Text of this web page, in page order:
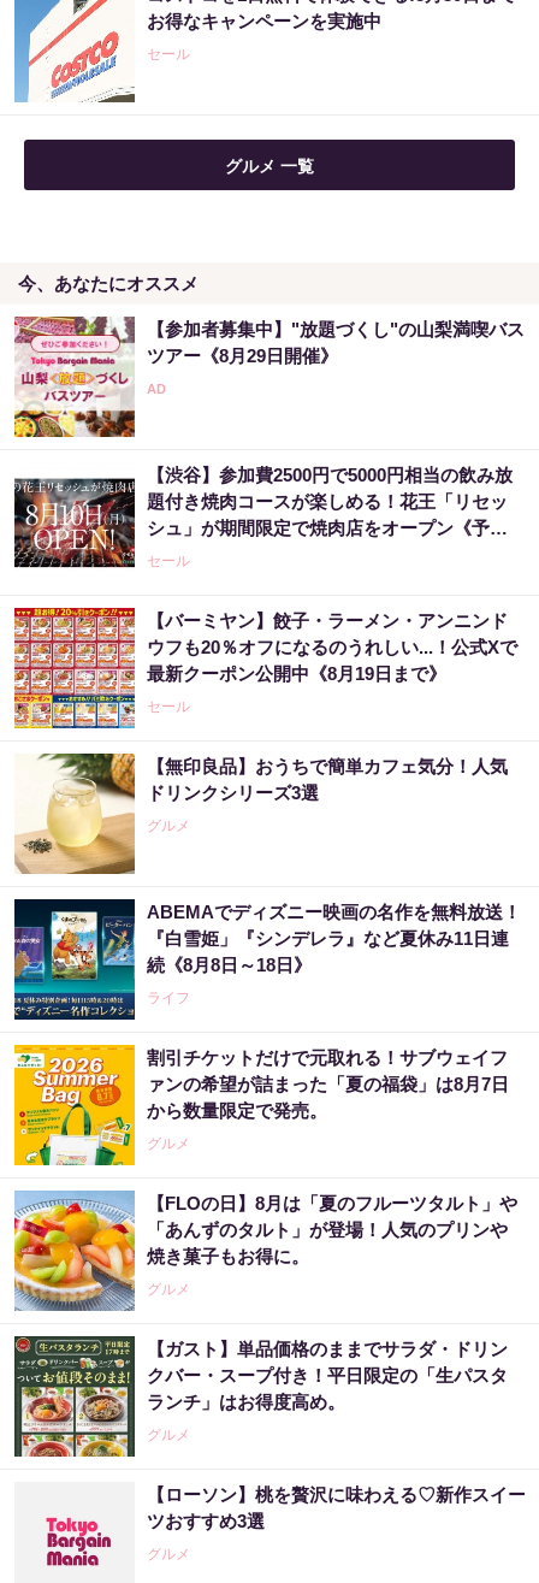
まか
PR（合同会社デジタルファーム ）
「2027年の宝くじ当選者は〇〇です」占い師
“宝くじは運じゃなかった”当たる人の“共通
点”を知っただけ
PR（合同会社デジタルファーム ）
うべき】6つの数字が「完全一致」する方...
PR（株式会社MURA）
お得なキャンペーンを実施中
セール
グルメ 一覧
今、あなたにオススメ
【参加者募集中】"放題づくし"の山梨満喫バス
ツアー《8月29日開催》
【渋谷】参加費2500円で5000円相当の飲み放
題付き焼肉コースが楽しめる！花王「リセッ
シュ」が期間限定で焼肉店をオープン《予約
受付中》
セール
【バーミヤン】餃子・ラーメン・アンニンド
ウフも20％オフになるのうれしい...！公式Xで
最新クーポン公開中《8月19日まで》
セール
【無印良品】おうちで簡単カフェ気分！人気
ドリンクシリーズ3選
グルメ
ABEMAでディズニー映画の名作を無料放送！
『白雪姫」『シンデレラ』など夏休み11日連
続《8月8日～18日》
ライフ
割引チケットだけで元取れる！サブウェイフ
ァンの希望が詰まった「夏の福袋」は8月7日
から数量限定で発売。
グルメ
【FLOの日】8月は「夏のフルーツタルト」や
「あんずのタルト」が登場！人気のプリンや
焼き菓子もお得に。
グルメ
【ガスト】単品価格のままでサラダ・ドリン
クバー・スープ付き！平日限定の「生パスタ
ランチ」はお得度高め。
グルメ
【ローソン】桃を贅沢に味わえる♡新作スイー
ツおすすめ3選
グルメ